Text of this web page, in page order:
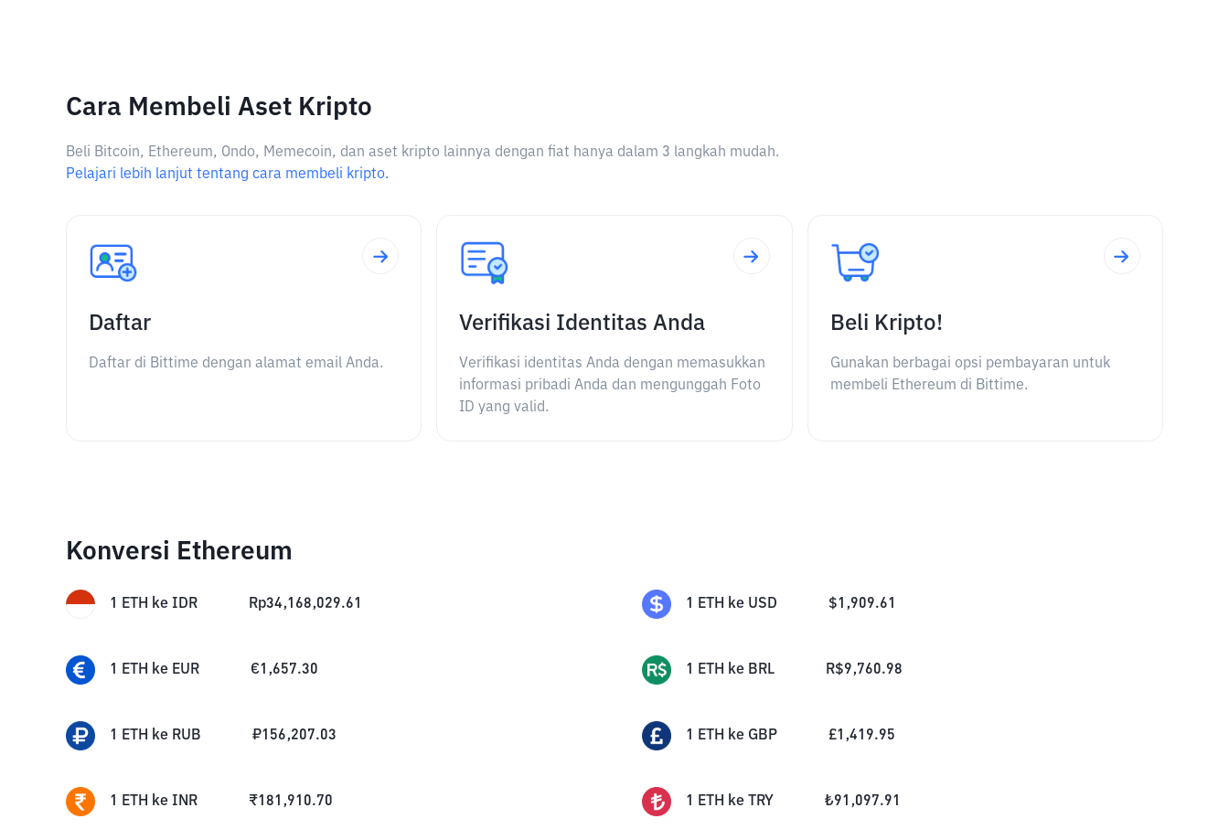
Cara Membeli Aset Kripto
Beli Bitcoin, Ethereum, Ondo, Memecoin, dan aset kripto lainnya dengan fiat hanya dalam 3 langkah mudah.
Pelajari lebih lanjut tentang cara membeli kripto.
Daftar
Daftar di Bittime dengan alamat email Anda.
Verifikasi Identitas Anda
Verifikasi identitas Anda dengan memasukkan
informasi pribadi Anda dan mengunggah Foto
ID yang valid.
Beli Kripto!
Gunakan berbagai opsi pembayaran untuk
membeli Ethereum di Bittime.
Konversi Ethereum
1 ETH ke IDR Rp34,168,029.61 1 ETH ke USD $1,909.61
1 ETH ke EUR €1,657.30 1 ETH ke BRL R$9,760.98
1 ETH ke RUB ₽156,207.03 1 ETH ke GBP £1,419.95
1 ETH ke INR ₹181,910.70 1 ETH ke TRY ₺91,097.91